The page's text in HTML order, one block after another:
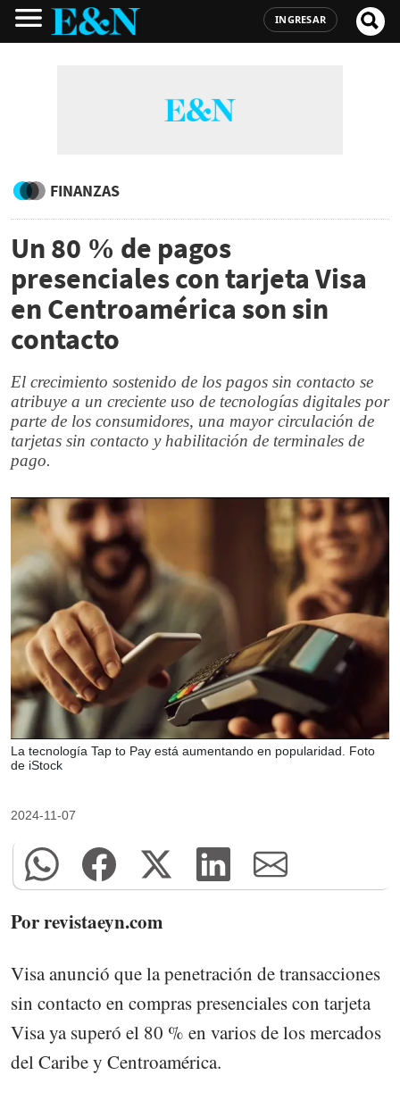
INGRESAR
FINANZAS
Un 80 % de pagos
presenciales con tarjeta Visa
en Centroamérica son sin
contacto
El crecimiento sostenido de los pagos sin contacto se
atribuye a un creciente uso de tecnologías digitales por
parte de los consumidores, una mayor circulación de
tarjetas sin contacto y habilitación de terminales de
pago.
La tecnología Tap to Pay está aumentando en popularidad. Foto
de iStock
2024-11-07
Por revistaeyn.com
Visa anunció que la penetración de transacciones
sin contacto en compras presenciales con tarjeta
Visa ya superó el 80 % en varios de los mercados
del Caribe y Centroamérica.